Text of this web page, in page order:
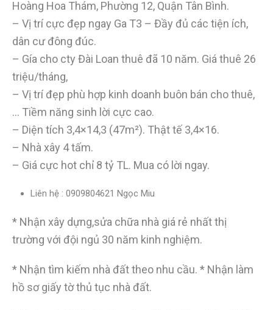
Hoàng Hoa Thám, Phường 12, Quận Tân Bình.
– Vị trí cực đẹp ngay Ga T3 – Đầy đủ các tiện ích,
dân cư đông đúc.
– Gía cho cty Đài Loan thuê đã 10 năm. Giá thuê 26
triệu/tháng,
– Vị trí đẹp phù hợp kinh doanh buôn bán cho thuê,
… Tiềm năng sinh lời cực cao.
– Diện tích 3,4×14,3 (47m²). Thật tế 3,4×16.
– Nhà xây 4 tấm.
– Giá cực hot chỉ 8 tỷ TL. Mua có lời ngay.
Liên hệ : 0909804621 Ngọc Miu
* Nhận xây dựng,sửa chữa nhà giá rẻ nhất thị
trường với đội ngủ 30 năm kinh nghiệm.
* Nhận tìm kiếm nhà đất theo nhu cầu. * Nhận làm
hồ sơ giấy tờ thủ tục nhà đất.